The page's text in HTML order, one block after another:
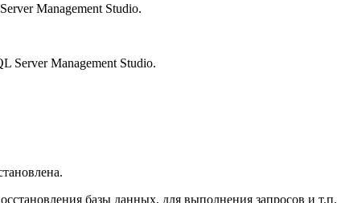
Management Studio.
Server Management Studio.
базы данных, для выполнения запросов и т.п.